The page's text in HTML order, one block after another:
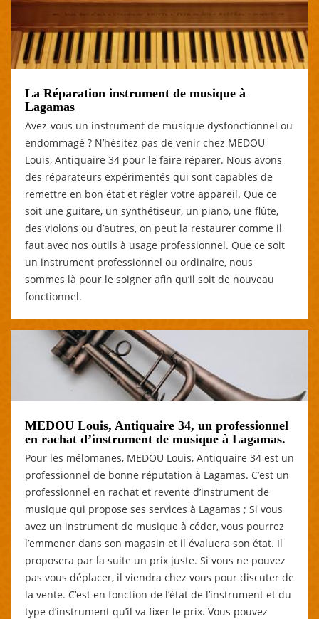
La Réparation instrument de musique à
Lagamas
Avez-vous un instrument de musique dysfonctionnel ou
endommagé ? N’hésitez pas de venir chez MEDOU
Louis, Antiquaire 34 pour le faire réparer. Nous avons
des réparateurs expérimentés qui sont capables de
remettre en bon état et régler votre appareil. Que ce
soit une guitare, un synthétiseur, un piano, une flûte,
des violons ou d’autres, on peut la restaurer comme il
faut avec nos outils à usage professionnel. Que ce soit
un instrument professionnel ou ordinaire, nous
sommes là pour le soigner afin qu’il soit de nouveau
fonctionnel.
MEDOU Louis, Antiquaire 34, un professionnel
en rachat d’instrument de musique à Lagamas.
Pour les mélomanes, MEDOU Louis, Antiquaire 34 est un
professionnel de bonne réputation à Lagamas. C’est un
professionnel en rachat et revente d’instrument de
musique qui propose ses services à Lagamas ; Si vous
avez un instrument de musique à céder, vous pourrez
l’emmener dans son magasin et il évaluera son état. Il
proposera par la suite un prix juste. Si vous ne pouvez
pas vous déplacer, il viendra chez vous pour discuter de
la vente. C’est en fonction de l’état de l’instrument et du
type d’instrument qu’il va fixer le prix. Vous pouvez